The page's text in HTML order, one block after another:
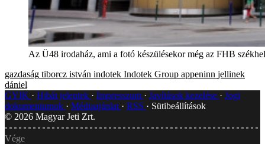
Az Ü48 irodaház, ami a fotó készülésekor még az FHB
gazdaság tiborcz istván indotek Indotek Group appeninn jellinek
dániel
GYIK
Hibát jelentek Impresszum Javítások kezelése
Jogi
dokumentumok
Médiaajánlat RSS
Sütibeállítások
© 2026 Magyar Jeti Zrt.
Vége